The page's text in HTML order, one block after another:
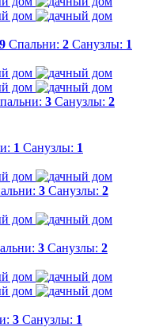
Спальни: 2 Санузлы: 1
3 Санузлы: 2
1 Санузлы: 1
3 Санузлы: 2
3 Санузлы: 2
3 Санузлы: 1